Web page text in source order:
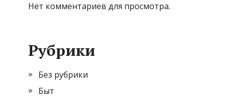
Нет комментариев для просмотра.
Рубрики
Без рубрики
Быт